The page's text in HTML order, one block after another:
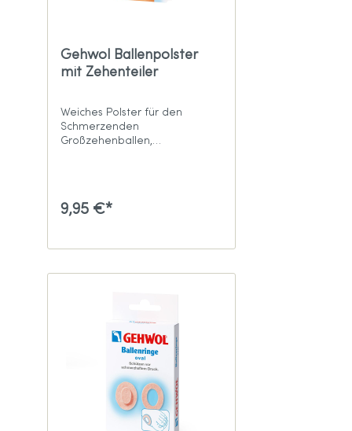
Gehwol Ballenpolster
mit Zehenteiler
Weiches Polster für den
Schmerzenden
Großzehenballen,
9,95 €*